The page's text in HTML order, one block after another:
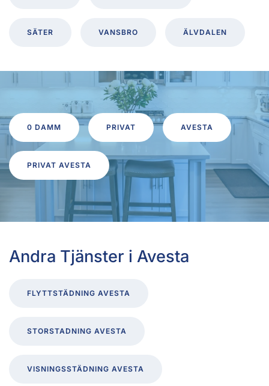
SÄTER VANSBRO ÄLVDALEN
0 DAMM PRIVAT AVESTA
PRIVAT AVESTA
Andra Tjänster i Avesta
FLYTTSTÄDNING AVESTA
STORSTADNING AVESTA
VISNINGSSTÄDNING AVESTA